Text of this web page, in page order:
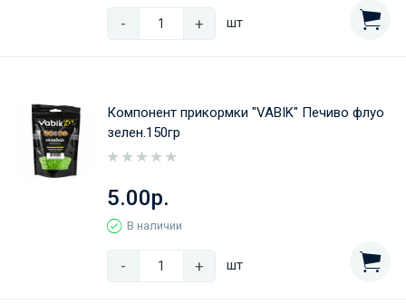
- + шт
Компонент прикормки "VABIK" Печиво флуо
зелен.150гр
5.00р.
В наличии
- + шт